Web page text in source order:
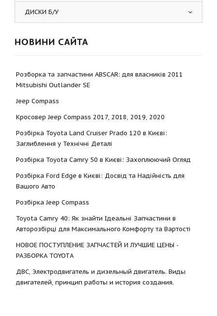
ДИСКИ Б/У
НОВИНИ САЙТА
Розборка та запчастини ABSCAR: для власників 2011
Mitsubishi Outlander SE
Jeep Compass
Кросовер Jeep Compass 2017, 2018, 2019, 2020
Розбірка Toyota Land Cruiser Prado 120 в Києві:
Заглиблення у Технічні Деталі
Розбірка Toyota Camry 50 в Києві: Захоплюючий Огляд
Розбірка Ford Edge в Києві: Досвід та Надійність для
Вашого Авто
Розбірка Jeep Compass
Toyota Camry 40: Як знайти Ідеальні Запчастини в
Авторозбірці для Максимального Комфорту та Вартості
НОВОЕ ПОСТУПЛЕНИЕ ЗАПЧАСТЕЙ И ЛУЧШИЕ ЦЕНЫ -
РАЗБОРКА TOYOTА
ДВС, Электродвигатель и дизельный двигатель. Виды
двигателей, принцип работы и история создания.